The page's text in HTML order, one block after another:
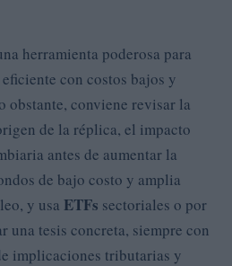
herramienta poderosa para
con costos bajos y
conviene revisar la
de la réplica, el impacto
antes de aumentar la
de bajo costo y amplia
y usa ETFs sectoriales o por
una tesis concreta, siempre con
implicaciones tributarias y